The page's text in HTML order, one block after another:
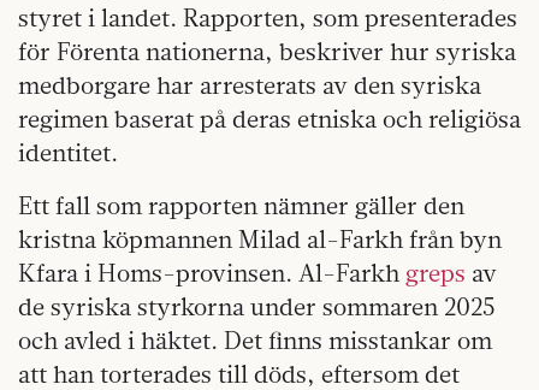
styret i landet. Rapporten, som presenterades
för Förenta nationerna, beskriver hur syriska
medborgare har arresterats av den syriska
regimen baserat på deras etniska och religiösa
identitet.
Ett fall som rapporten nämner gäller den
kristna köpmannen Milad al-Farkh från byn
Kfara i Homs-provinsen. Al-Farkh greps av
de syriska styrkorna under sommaren 2025
och avled i häktet. Det finns misstankar om
att han torterades till döds, eftersom det